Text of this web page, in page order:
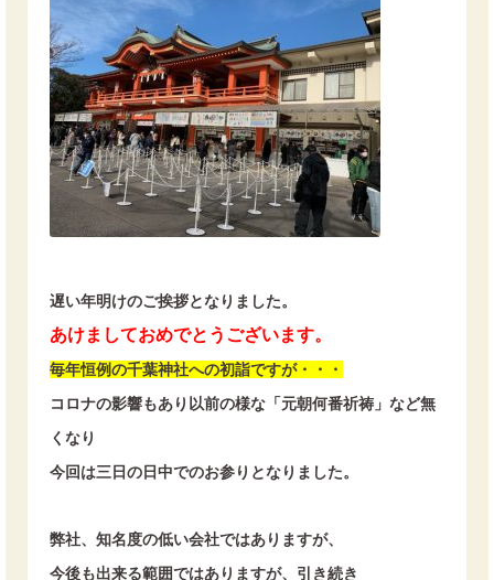
遅い年明けのご挨拶となりました。
あけましておめでとうございます。
毎年恒例の千葉神社への初詣ですが・・・
コロナの影響もあり以前の様な「元朝何番祈祷」など無
くなり
今回は三日の日中でのお参りとなりました。
弊社、知名度の低い会社ではありますが、
今後も出来る範囲ではありますが、引き続き